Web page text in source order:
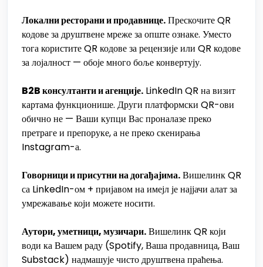
Локални ресторани и продавнице.Прескочите QR
кодове за друштвене мреже за опште ознаке. Уместо
тога користите QR кодове за рецензије или QR кодове
за лојалност — обоје много боље конвертују.
B2B консултанти и агенције. LinkedIn QR на визит
картама функционише. Други платформски QR-ови
обично не — Ваши купци Вас проналазе преко
претраге и препоруке, а не преко скенирања
Instagram-а.
Говорници и присутни на догађајима.Вишелинк QR
са LinkedIn-ом + пријавом на имејл је најјачи алат за
умрежавање који можете носити.
Аутори, уметници, музичари.Вишелинк QR који
води ка Вашем раду (Spotify, Ваша продавница, Ваш
Substack) надмашује чисто друштвена праћења.